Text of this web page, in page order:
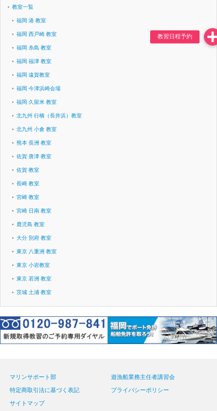
教室一覧
福岡 港 教室
福岡 西戸崎 教室
福岡 糸島 教室
福岡 福津 教室
福岡 遠賀教室
福岡 今津浜崎会場
福岡 久留米 教室
北九州 行橋（長井浜）教室
北九州 小倉 教室
熊本 長洲 教室
佐賀 唐津 教室
佐賀 教室
長崎 教室
宮崎 教室
宮崎 日南 教室
鹿児島 教室
大分 別府 教室
東京 八重洲 教室
東京 小岩教室
東京 若洲 教室
茨城 土浦 教室
マリンサポート部
遊漁船業務主任者講習会
特定商取引法に基づく表記
プライバシーポリシー
サイトマップ